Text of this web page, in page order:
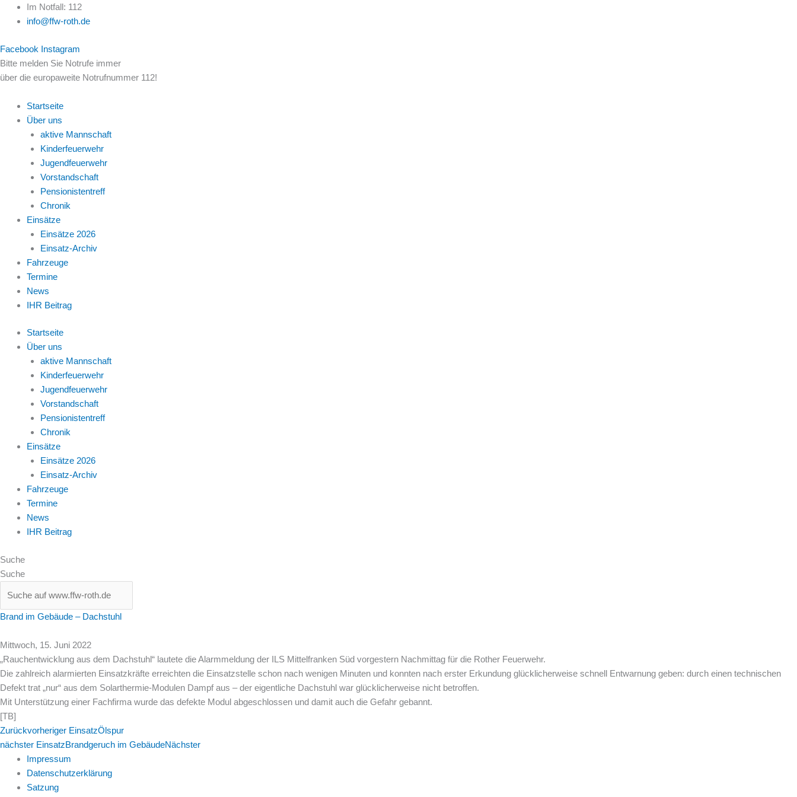
Inhalt
Im Notfall: 112
info@ffw-roth.de
Facebook Instagram
Bitte melden Sie Notrufe immer
über die europaweite Notrufnummer 112!
Startseite
Über uns
aktive Mannschaft
Kinderfeuerwehr
Jugendfeuerwehr
Vorstandschaft
Pensionistentreff
Chronik
Einsätze
Einsätze 2026
Einsatz-Archiv
Fahrzeuge
Termine
News
IHR Beitrag
Startseite
Über uns
aktive Mannschaft
Kinderfeuerwehr
Jugendfeuerwehr
Vorstandschaft
Pensionistentreff
Chronik
Einsätze
Einsätze 2026
Einsatz-Archiv
Fahrzeuge
Termine
News
IHR Beitrag
Suche
Suche
Brand im Gebäude – Dachstuhl
Mittwoch, 15. Juni 2022
„Rauchentwicklung aus dem Dachstuhl“ lautete die Alarmmeldung der ILS Mittelfranken Süd vorgestern Nachmittag für die Rother Feuerwehr.
Die zahlreich alarmierten Einsatzkräfte erreichten die Einsatzstelle schon nach wenigen Minuten und konnten nach erster Erkundung glücklicherweise schnell Entwarnung geben: durch einen technischen
Defekt trat „nur“ aus dem Solarthermie-Modulen Dampf aus – der eigentliche Dachstuhl war glücklicherweise nicht betroffen.
Mit Unterstützung einer Fachfirma wurde das defekte Modul abgeschlossen und damit auch die Gefahr gebannt.
[TB]
Zurückvorheriger EinsatzÖlspur
nächster EinsatzBrandgeruch im GebäudeNächster
Impressum
Datenschutzerklärung
Satzung